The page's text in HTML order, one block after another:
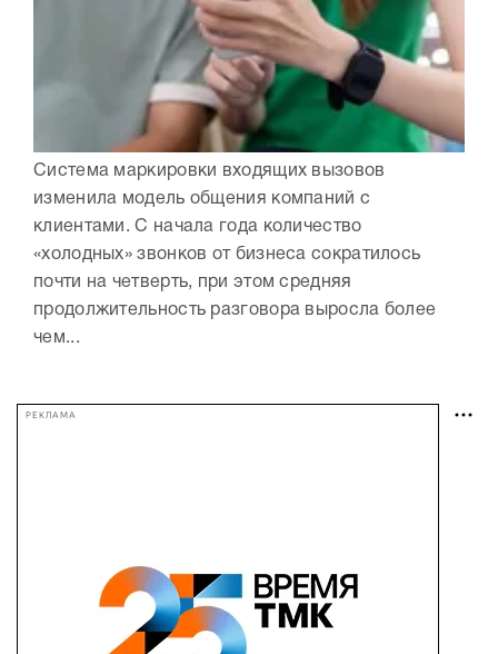
Система маркировки входящих вызовов
изменила модель общения компаний с
клиентами. С начала года количество
«холодных» звонков от бизнеса сократилось
почти на четверть, при этом средняя
продолжительность разговора выросла более
чем...
РЕКЛАМА